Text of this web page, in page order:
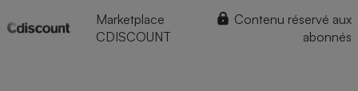
Marketplace
CDISCOUNT
Contenu réservé aux
abonnés